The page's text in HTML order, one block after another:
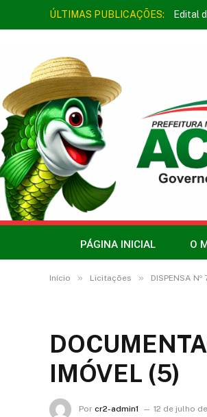
ÚLTIMAS PUBLICAÇÕES: Edital
PÁGINA INICIAL O
Início » Licitações » DISPENSA Nº 7/2022-
IMÓVEL (5)
Por cr2-admin1 12 de julho